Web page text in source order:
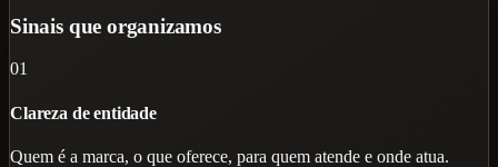
Sinais que organizamos
01
Clareza de entidade
Quem é a marca, o que oferece, para quem atende e onde atua.